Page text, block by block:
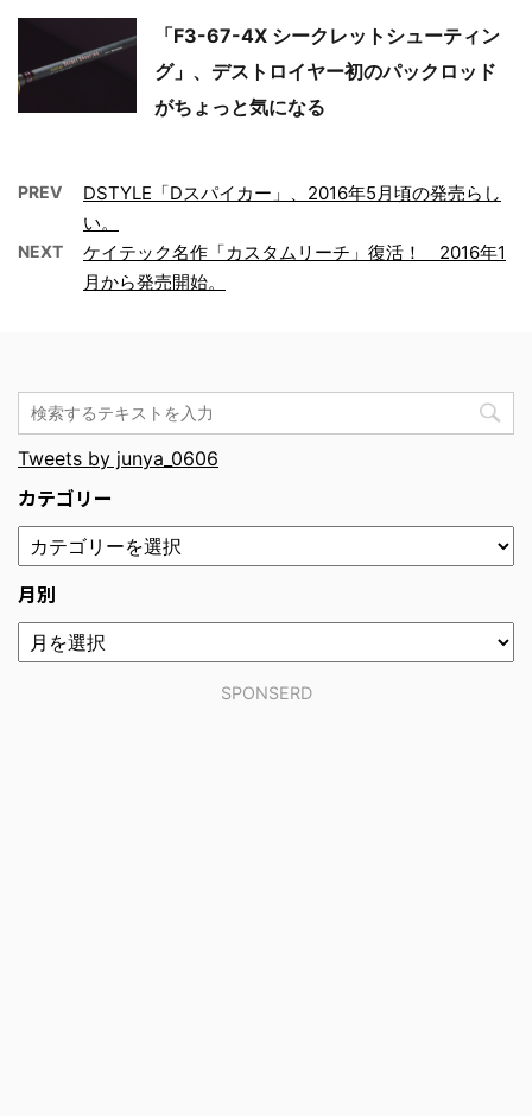
「F3-67-4X シークレットシューティン
グ」、デストロイヤー初のパックロッド
がちょっと気になる
PREV
DSTYLE「Dスパイカー」、2016年5月頃の発売らし
い。
NEXT
ケイテック名作「カスタムリーチ」復活！ 2016年1
月から発売開始。
Tweets by junya_0606
カテゴリー
月別
SPONSERD